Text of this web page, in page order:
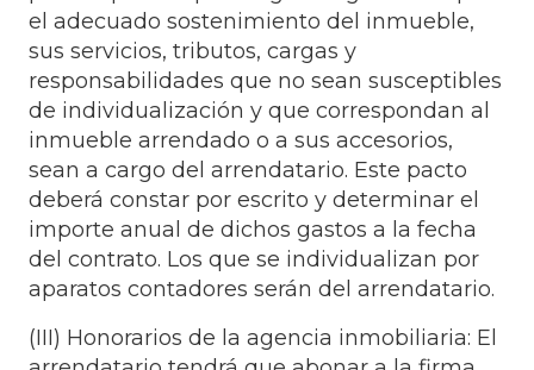
el adecuado sostenimiento del inmueble,
sus servicios, tributos, cargas y
responsabilidades que no sean susceptibles
de individualización y que correspondan al
inmueble arrendado o a sus accesorios,
sean a cargo del arrendatario. Este pacto
deberá constar por escrito y determinar el
importe anual de dichos gastos a la fecha
del contrato. Los que se individualizan por
aparatos contadores serán del arrendatario.
(III) Honorarios de la agencia inmobiliaria: El